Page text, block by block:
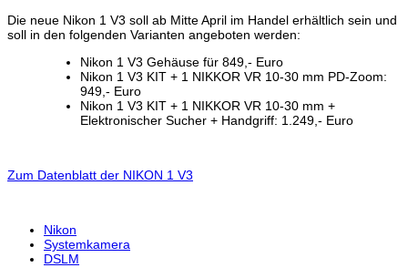
Die neue Nikon 1 V3 soll ab Mitte April im Handel erhältlich sein und
soll in den folgenden Varianten angeboten werden:
Nikon 1 V3 Gehäuse für 849,- Euro
Nikon 1 V3 KIT + 1 NIKKOR VR 10-30 mm PD-Zoom:
949,- Euro
Nikon 1 V3 KIT + 1 NIKKOR VR 10-30 mm +
Elektronischer Sucher + Handgriff: 1.249,- Euro
Zum Datenblatt der NIKON 1 V3
Nikon
Systemkamera
DSLM